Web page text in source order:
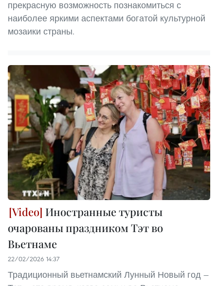
прекрасную возможность познакомиться с
наиболее яркими аспектами богатой культурной
мозаики страны.
Иностранные туристы
очарованы праздником Тэт во
Вьетнаме
22/02/2026 14:37
Традиционный вьетнамский Лунный Новый год —